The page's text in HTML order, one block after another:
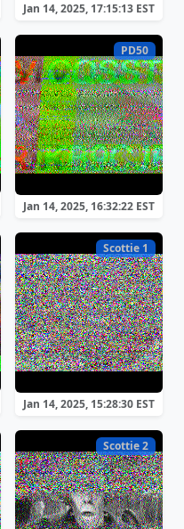
Jan 14, 2025, 17:15:13 EST
PD50
Jan 14, 2025, 16:32:22 EST
Scottie 1
Jan 14, 2025, 15:28:30 EST
Scottie 2